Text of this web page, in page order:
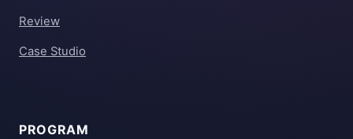
Review
Case Studio
PROGRAM